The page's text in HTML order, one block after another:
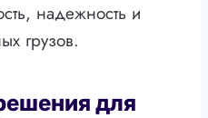
надежность и
грузов.
для